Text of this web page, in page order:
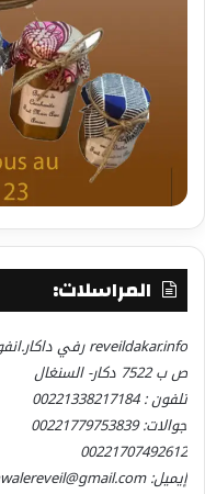
المراسلات:
reveildakar.info رفي داكار.انفو
ص ب 7522 دكار- السنغال
تلفون : 00221338217184
جوالات: 00221779753839
00221707492612
إيميل: assahwalereveil@gmail.com